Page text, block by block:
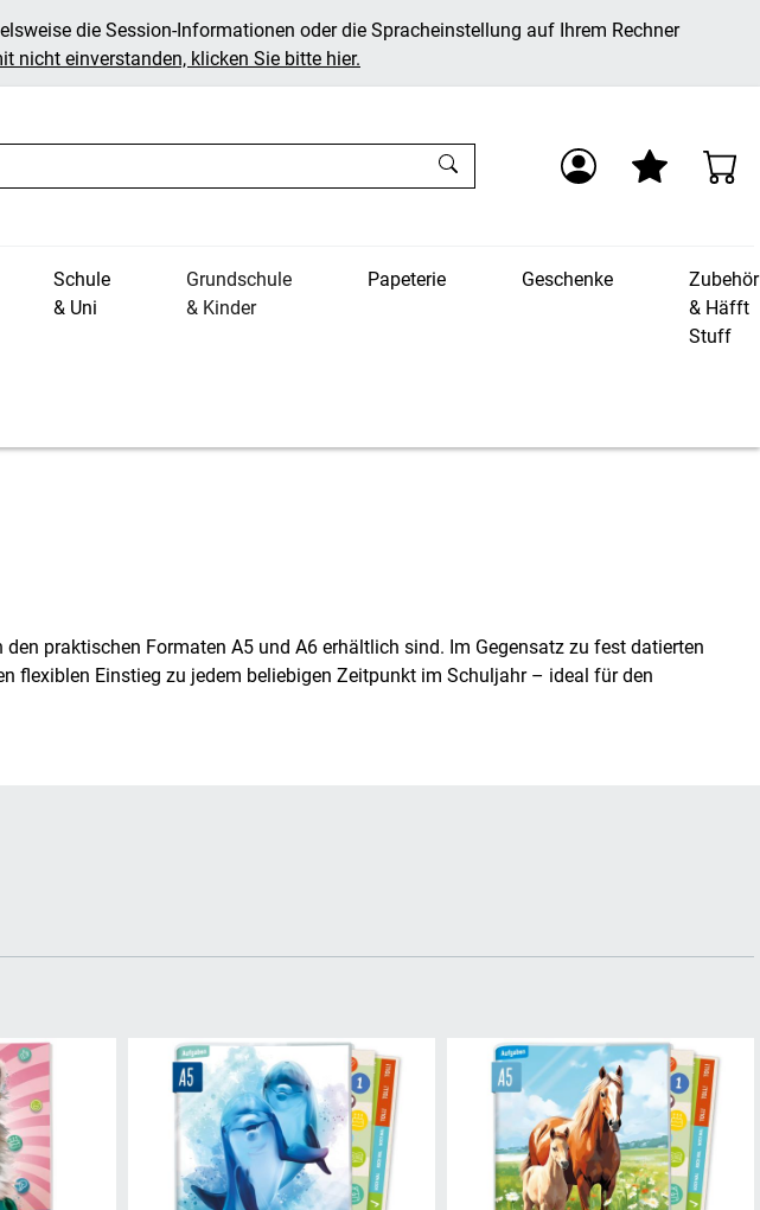
die Session-Informationen oder die Spracheinstellung auf Ihrem Rechner
nicht einverstanden, klicken Sie bitte hier.
Schule
& Uni
Grundschule
& Kinder
Papeterie Geschenke
Zubehör
& Häfft
Stuff
praktischen Formaten A5 und A6 erhältlich sind. Im Gegensatz zu fest datierten
flexiblen Einstieg zu jedem beliebigen Zeitpunkt im Schuljahr – ideal für den